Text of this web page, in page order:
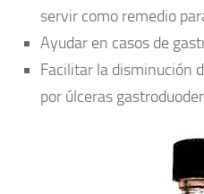
servir como remedio
Ayudar en casos de
Facilitar la disminución
por úlceras